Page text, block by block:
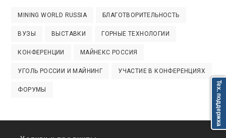
MINING WORLD RUSSIA БЛАГОТВОРИТЕЛЬНОСТЬ
ВУЗЫ ВЫСТАВКИ ГОРНЫЕ ТЕХНОЛОГИИ
КОНФЕРЕНЦИИ МАЙНЕКС РОССИЯ
УГОЛЬ РОССИИ И МАЙНИНГ УЧАСТИЕ В КОНФЕРЕНЦИЯХ
ФОРУМЫ Тех. поддержка